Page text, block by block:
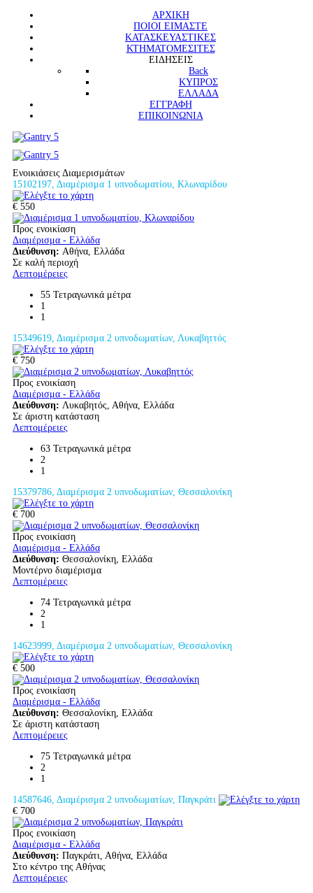
ΑΡΧΙΚΗ
ΠΟΙΟΙ ΕΙΜΑΣΤΕ
ΚΑΤΑΣΚΕΥΑΣΤΙΚΕΣ
ΚΤΗΜΑΤΟΜΕΣΙΤΕΣ
ΕΙΔΗΣΕΙΣ
Back
ΚΥΠΡΟΣ
ΕΛΛΑΔΑ
ΕΓΓΡΑΦΗ
ΕΠΙΚΟΙΝΩΝΙΑ
Ενοικιάσεις Διαμερισμάτων
15102197, Διαμέρισμα 1 υπνοδωματίου, Κλωναρίδου
€ 550
Προς ενοικίαση
Διαμέρισμα - Ελλάδα
Διεύθυνση: Αθήνα, Ελλάδα
Σε καλή περιοχή
Λεπτομέρειες
55 Τετραγωνικά μέτρα
1
1
15349619, Διαμέρισμα 2 υπνοδωματίων, Λυκαβηττός
€ 750
Προς ενοικίαση
Διαμέρισμα - Ελλάδα
Διεύθυνση: Λυκαβητός, Αθήνα, Ελλάδα
Σε άριστη κατάσταση
Λεπτομέρειες
63 Τετραγωνικά μέτρα
2
1
15379786, Διαμέρισμα 2 υπνοδωματίων, Θεσσαλονίκη
€ 700
Προς ενοικίαση
Διαμέρισμα - Ελλάδα
Διεύθυνση: Θεσσαλονίκη, Ελλάδα
Μοντέρνο διαμέρισμα
Λεπτομέρειες
74 Τετραγωνικά μέτρα
2
1
14623999, Διαμέρισμα 2 υπνοδωματίων, Θεσσαλονίκη
€ 500
Προς ενοικίαση
Διαμέρισμα - Ελλάδα
Διεύθυνση: Θεσσαλονίκη, Ελλάδα
Σε άριστη κατάσταση
Λεπτομέρειες
75 Τετραγωνικά μέτρα
2
1
14587646, Διαμέρισμα 2 υπνοδωματίων, Παγκράτι
€ 700
Προς ενοικίαση
Διαμέρισμα - Ελλάδα
Διεύθυνση: Παγκράτι, Αθήνα, Ελλάδα
Στο κέντρο της Αθήνας
Λεπτομέρειες